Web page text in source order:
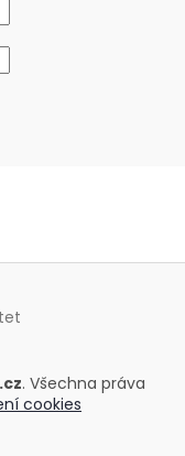
. Všechna práva
cookies